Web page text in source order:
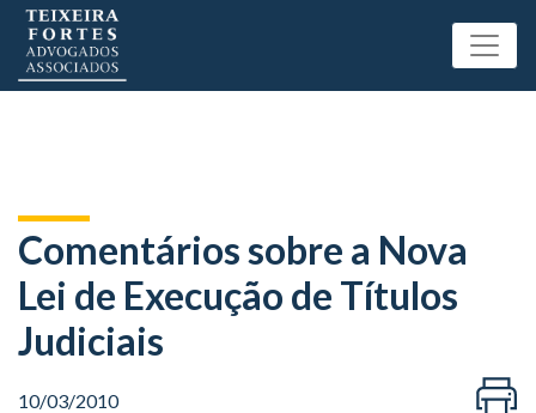
Comentários sobre a Nova
Lei de Execução de Títulos
Judiciais
10/03/2010